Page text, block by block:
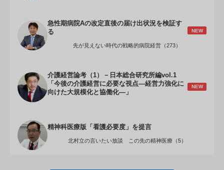
急性期病院Aの改定直後の届け出状況を検証す
る
NEW
先が見えない時代の戦略的病院経営（273）
介護経営論考（1）－日本総合研究所編vol.1
「今後の介護経営に必要な視点―経営力強化に
向けた大規模化と協働化―」
NEW
精神科医療版「看護必要度」を提言
北村立の言いたい放談 この先の精神医療（5）